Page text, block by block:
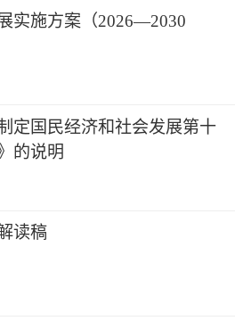
实施方案（2026—2030
定国民经济和社会发展第十
的说明
读稿